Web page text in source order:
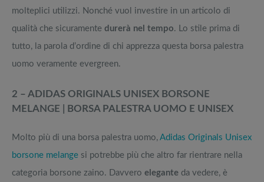
molteplici utilizzi. Nonché vuol investire in un articolo di
qualità che sicuramente durerà nel tempo. Lo stile prima di
tutto, la parola d’ordine di chi apprezza questa borsa palestra
uomo veramente evergreen.
2 – ADIDAS ORIGINALS UNISEX BORSONE
MELANGE | BORSA PALESTRA UOMO E UNISEX
Molto più di una borsa palestra uomo, Adidas Originals Unisex
borsone melange si potrebbe più che altro far rientrare nella
categoria borsone zaino. Davvero elegante da vedere, è